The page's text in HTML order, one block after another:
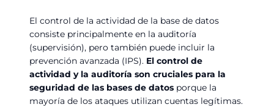
El control de la actividad de la base de datos
consiste principalmente en la auditoría
(supervisión), pero también puede incluir la
prevención avanzada (IPS). El control de
actividad y la auditoría son cruciales para la
seguridad de las bases de datos porque la
mayoría de los ataques utilizan cuentas legítimas.